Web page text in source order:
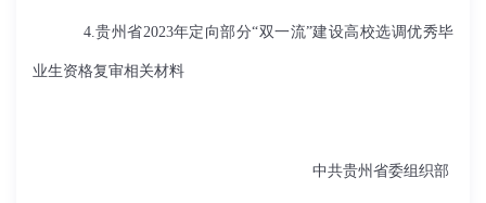
4. 贵州省2023年定向部分“双一流”建设高校选调优秀毕
业生资格复审相关材料
中共贵州省委组织部